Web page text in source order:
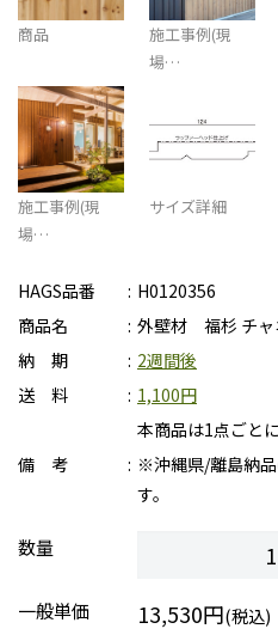
商品
施工事例(現
場…
施工事例(現
場…
サイズ詳細
HAGS品番
H0120356
商品名
外壁材 福杉 チャ
納 期
2週間後
送 料
1,100円
本商品は1点ごと
備 考
※沖縄県/離島納
す。
数量
一般単価
13,530円(税込)